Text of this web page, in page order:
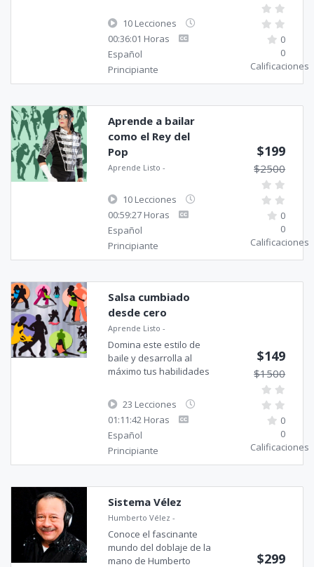
10 Lecciones
00:36:01 Horas
Español
Principiante
0
0
Calificaciones
Aprende a bailar
como el Rey del
Pop
Aprende Listo-
10 Lecciones
00:59:27 Horas
Español
Principiante
$199
$2500
0
0
Calificaciones
Salsa cumbiado
desde cero
Aprende Listo-
Domina este estilo de
baile y desarrolla al
máximo tus habilidades
23 Lecciones
01:11:42 Horas
Español
Principiante
$149
$1500
0
0
Calificaciones
Sistema Vélez
Humberto Vélez -
Conoce el fascinante
mundo del doblaje de la
mano de Humberto
$299